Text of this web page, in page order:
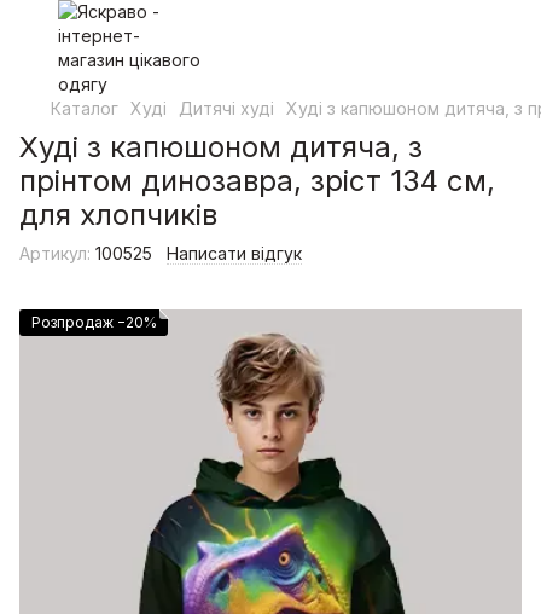
Каталог Худі Дитячі худі Худі з капюшоном дитяча, з
Худі з капюшоном дитяча, з
прінтом динозавра, зріст 134 см,
для хлопчиків
Артикул: 100525 Написати відгук
Розпродаж −20%